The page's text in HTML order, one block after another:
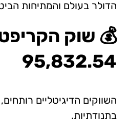
הדולר בעולם והמתיחות
💰 שוק
95,832.54
השווקים הדיגיטליים
בתנודתיות.